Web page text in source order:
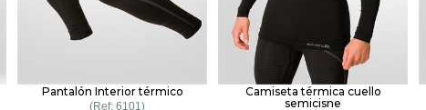
Pantalón Interior térmico
6101
Camiseta térmica cuello
semicisne